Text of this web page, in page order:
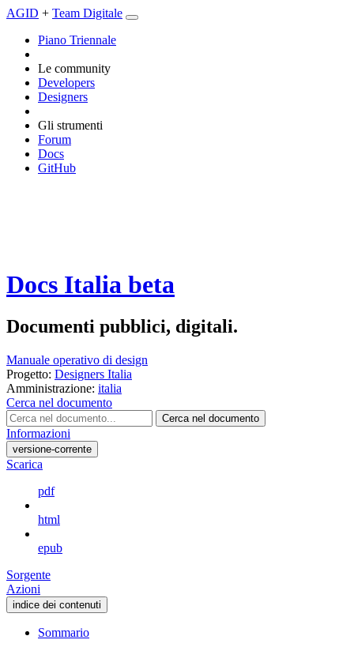
AGID + Team Digitale
Piano Triennale
Le community
Developers
Designers
Gli strumenti
Forum
Docs
GitHub
Docs Italia beta
Documenti pubblici, digitali.
Manuale operativo di design
Progetto: Designers Italia
Amministrazione: italia
Cerca nel documento
Cerca nel documento
Informazioni
versione-corrente
Scarica
pdf
html
epub
Sorgente
Azioni
indice dei contenuti
Sommario